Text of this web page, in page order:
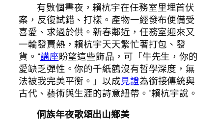
有數個晝夜，賴杭宇在任務室里埋首伏
案，反復試錯、打樣。產物一經發布便備受
喜愛、求過於供。新春鄰近，任務室迎來又
一輪發賣熱，賴杭宇天天繁忙著打包、發
貨。“講座盼望這些飾品，可「牛先生，你的
愛缺乏彈性。你的千紙鶴沒有哲學深度，無
法被我完美平衡。」以成見證為銜接傳統與
古代、藝術與生涯的詩意紐帶。”賴杭宇說。
侗族年夜歌頌出山鄉美